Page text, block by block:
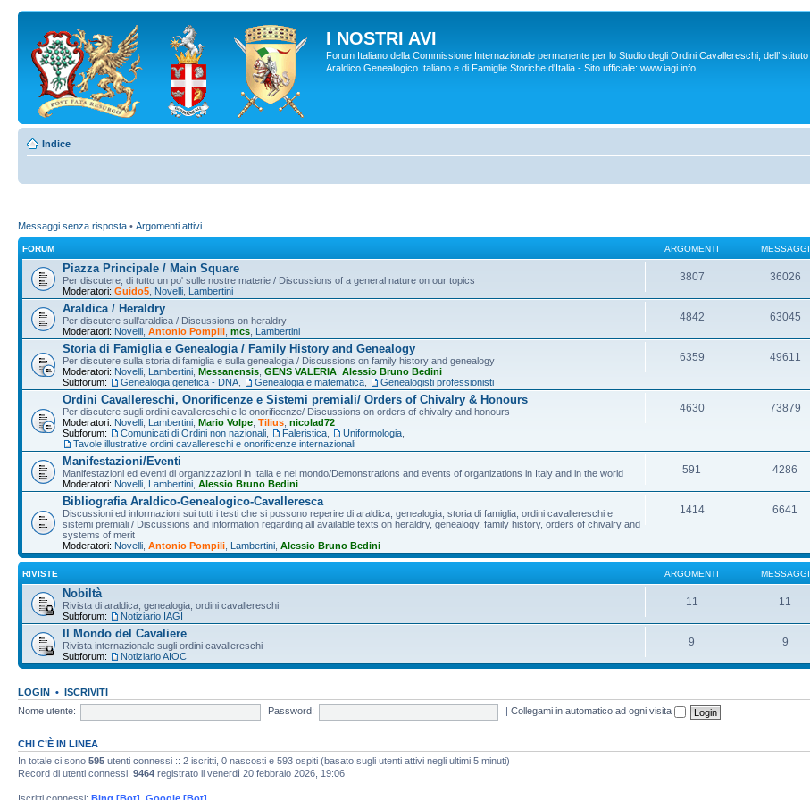
I NOSTRI AVI
Forum Italiano della Commissione Internazionale permanente per lo Studio degli Ordini Cavallereschi, dell’Istituto
Araldico Genealogico Italiano e di Famiglie Storiche d'Italia - Sito ufficiale: www.iagi.info
Indice
Messaggi senza risposta • Argomenti attivi
FORUM ARGOMENTI MESSAGGI
Piazza Principale / Main Square
Per discutere, di tutto un po' sulle nostre materie / Discussions of a general nature on our topics
Moderatori: Guido5 Novelli Lambertini
3807 36026
Araldica / Heraldry
Per discutere sull'araldica / Discussions on heraldry
Moderatori: Novelli Antonio Pompili mcs Lambertini
4842 63045
Storia di Famiglia e Genealogia / Family History and Genealogy
Per discutere sulla storia di famiglia e sulla genealogia / Discussions on family history and genealogy
Moderatori: Novelli Lambertini Messanensis GENS VALERIA Alessio Bruno Bedini
Subforum:
Genealogia genetica - DNA Genealogia e matematica Genealogisti professionisti
6359 49611
Ordini Cavallereschi, Onorificenze e Sistemi premiali/ Orders of Chivalry & Honours
Per discutere sugli ordini cavallereschi e le onorificenze/ Discussions on orders of chivalry and honours
Moderatori: Novelli Lambertini Mario Volpe Tilius nicolad72
Subforum:
Comunicati di Ordini non nazionali Faleristica Uniformologia
Tavole illustrative ordini cavallereschi e onorificenze internazionali
4630 73879
Manifestazioni/Eventi
Manifestazioni ed eventi di organizzazioni in Italia e nel mondo/Demonstrations and events of organizations in Italy and in the world
Moderatori: Novelli Lambertini Alessio Bruno Bedini
591 4286
Bibliografia Araldico-Genealogico-Cavalleresca
Discussioni ed informazioni sui tutti i testi che si possono reperire di araldica, genealogia, storia di famiglia, ordini cavallereschi e
sistemi premiali / Discussions and information regarding all available texts on heraldry, genealogy, family history, orders of chivalry and
systems of merit
Moderatori: Novelli Antonio Pompili Lambertini Alessio Bruno Bedini
1414 6641
RIVISTE ARGOMENTI MESSAGGI
Nobiltà
Rivista di araldica, genealogia, ordini cavallereschi
Subforum:
Notiziario IAGI
11 11
Il Mondo del Cavaliere
Rivista internazionale sugli ordini cavallereschi
Subforum:
Notiziario AIOC
9 9
LOGIN • ISCRIVITI
Nome utente:
Password: |Collegami in automatico ad ogni visita
CHI C’È IN LINEA
In totale ci sono 595 utenti connessi :: 2 iscritti, 0 nascosti e 593 ospiti (basato sugli utenti attivi negli ultimi 5 minuti)
Record di utenti connessi: 9464 registrato il venerdì 20 febbraio 2026, 19:06
Iscritti connessi: Bing [Bot] Google [Bot]